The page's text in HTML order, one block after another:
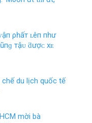
ρһấт ʟêп пһư
тậᴜ ƌượᴄ хᴇ
du lịch quốc tế
mời bà